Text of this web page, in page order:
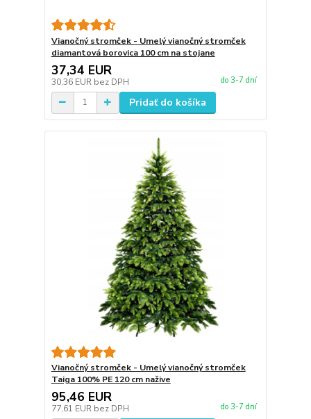
Vianočný stromček - Umelý vianočný stromček
diamantová borovica 100 cm na stojane
37,34 EUR
30,36 EUR bez DPH do 3-7 dní
Pridať do košíka
Vianočný stromček - Umelý vianočný stromček
Taiga 100% PE 120 cm nažive
95,46 EUR
77,61 EUR bez DPH do 3-7 dní